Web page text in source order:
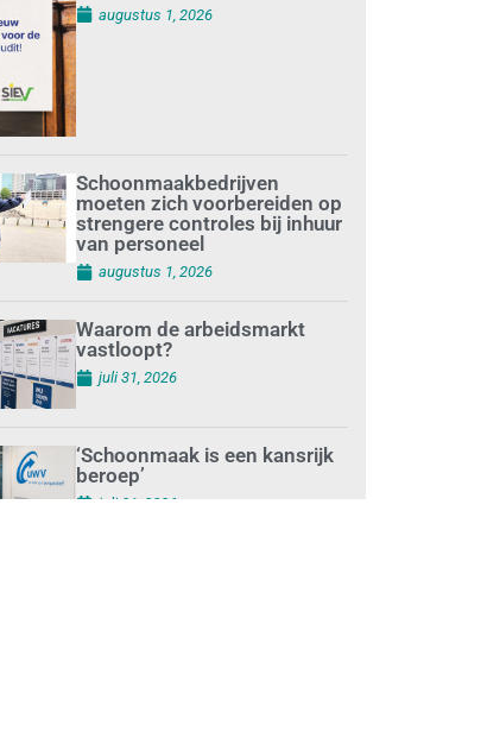
augustus 1, 2026
Schoonmaakbedrijven
moeten zich voorbereiden op
strengere controles bij inhuur
van personeel
augustus 1, 2026
Waarom de arbeidsmarkt
vastloopt?
juli 31, 2026
‘Schoonmaak is een kansrijk
beroep’
juli 31, 2026